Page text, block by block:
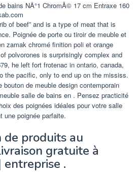
bains NÂ°1 ChromÃ© 17 cm Entraxe 160
of beef” and is a type of meat that is
Poignée de porte ou tiroir de meuble et
zamak chromé finition poli et orange
polvorones is surprisingly complex and
he left fort frotenac in ontario, canada,
the pacific, only to end up on the mississ.
de meuble design contemporain
salle de bains en . Pensez practicité
des poignées idéales pour votre salle
une poignée parfaite.
de produits au
gratuite à
.